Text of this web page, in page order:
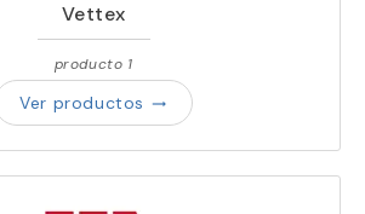
Vettex
producto 1
Ver productos trending_flat